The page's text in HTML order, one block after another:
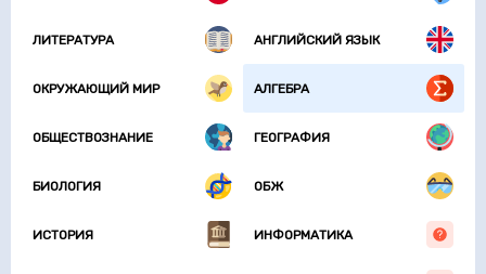
ЛИТЕРАТУРА АНГЛИЙСКИЙ ЯЗЫК
ОКРУЖАЮЩИЙ МИР АЛГЕБРА
ОБЩЕСТВОЗНАНИЕ ГЕОГРАФИЯ
БИОЛОГИЯ ОБЖ
ИСТОРИЯ ИНФОРМАТИКА